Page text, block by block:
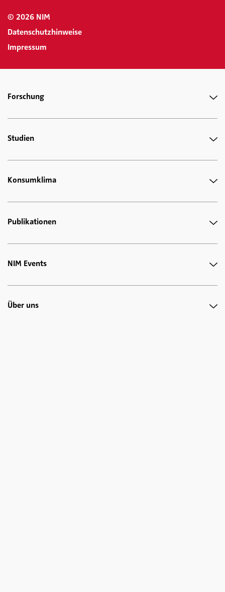
© 2026 NIM
Datenschutzhinweise
Impressum
Forschung
Studien
Konsumklima
Publikationen
NIM Events
Über uns